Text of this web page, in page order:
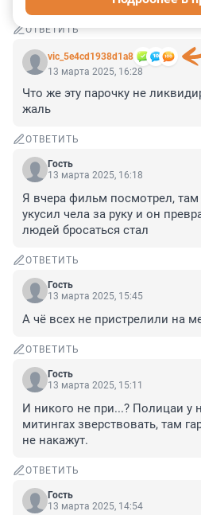
ОТВЕТИТЬ
vic_5e4cd1938d1a8
13 марта 2025, 16:28
Что же эту парочку не
жаль
ОТВЕТИТЬ
Гость
13 марта 2025, 16:18
Я вчера фильм посмотрел,
укусил чела за руку и он
людей бросаться стал
ОТВЕТИТЬ
Гость
13 марта 2025, 15:45
А чё всех не пристрелили на
ОТВЕТИТЬ
Гость
13 марта 2025, 15:11
И никого не при...? Полицаи у
митингах зверствовать, там
не накажут.
ОТВЕТИТЬ
Гость
13 марта 2025, 14:54